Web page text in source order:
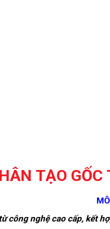
TẠO
công nghệ cao cấp, kết